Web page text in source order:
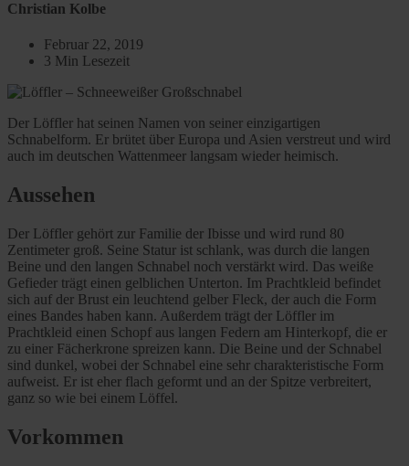
Christian Kolbe
Februar 22, 2019
3 Min Lesezeit
Der Löffler hat seinen Namen von seiner einzigartigen
Schnabelform. Er brütet über Europa und Asien verstreut und wird
auch im deutschen Wattenmeer langsam wieder heimisch.
Aussehen
Der Löffler gehört zur Familie der Ibisse und wird rund 80
Zentimeter groß. Seine Statur ist schlank, was durch die langen
Beine und den langen Schnabel noch verstärkt wird. Das weiße
Gefieder trägt einen gelblichen Unterton. Im Prachtkleid befindet
sich auf der Brust ein leuchtend gelber Fleck, der auch die Form
eines Bandes haben kann. Außerdem trägt der Löffler im
Prachtkleid einen Schopf aus langen Federn am Hinterkopf, die er
zu einer Fächerkrone spreizen kann. Die Beine und der Schnabel
sind dunkel, wobei der Schnabel eine sehr charakteristische Form
aufweist. Er ist eher flach geformt und an der Spitze verbreitert,
ganz so wie bei einem Löffel.
Vorkommen